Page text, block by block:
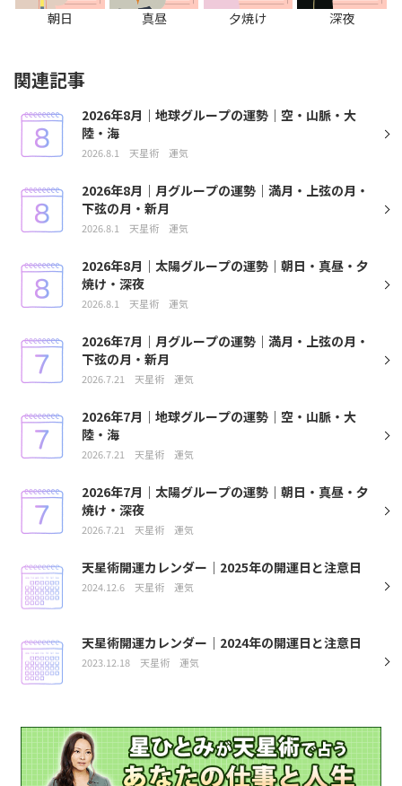
朝日 真昼 夕焼け 深夜
関連記事
2026年8月｜地球グループの運勢｜空・山脈・大
陸・海
2026.8.1 天星術 運気
2026年8月｜月グループの運勢｜満月・上弦の月・
下弦の月・新月
2026.8.1 天星術 運気
2026年8月｜太陽グループの運勢｜朝日・真昼・夕
焼け・深夜
2026.8.1 天星術 運気
2026年7月｜月グループの運勢｜満月・上弦の月・
下弦の月・新月
2026.7.21 天星術 運気
2026年7月｜地球グループの運勢｜空・山脈・大
陸・海
2026.7.21 天星術 運気
2026年7月｜太陽グループの運勢｜朝日・真昼・夕
焼け・深夜
2026.7.21 天星術 運気
天星術開運カレンダー｜2025年の開運日と注意日
2024.12.6 天星術 運気
天星術開運カレンダー｜2024年の開運日と注意日
2023.12.18 天星術 運気